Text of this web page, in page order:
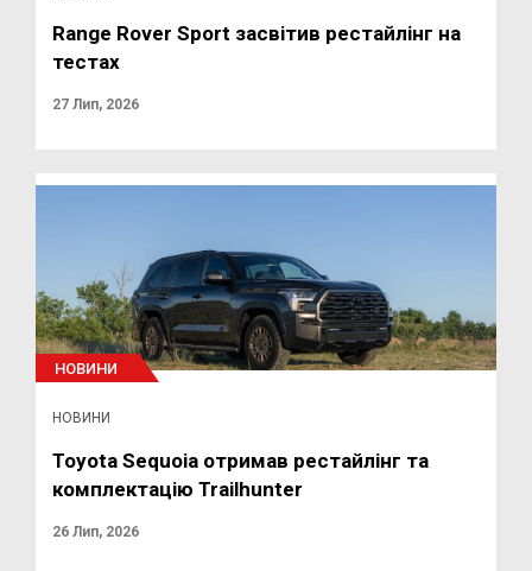
Range Rover Sport засвітив рестайлінг на
тестах
27 Лип, 2026
НОВИНИ
НОВИНИ
Toyota Sequoia отримав рестайлінг та
комплектацію Trailhunter
26 Лип, 2026